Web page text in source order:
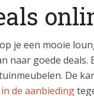
je een mooie
naar goede deals.
De
de aanbieding